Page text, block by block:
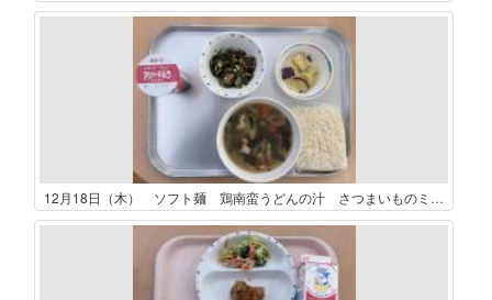
12月18日（木） ソフト麺 鶏南蛮うどんの汁 さつまいものミルク煮 ポパイサラダ アシドミルク